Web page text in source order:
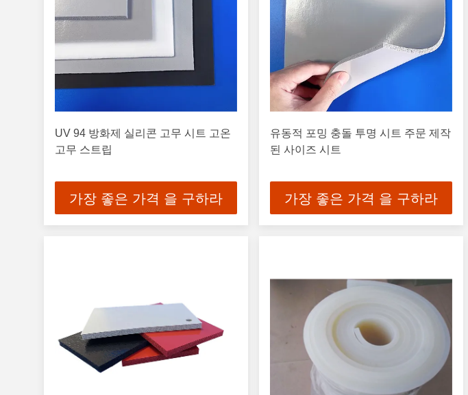
UV 94 방화제 실리콘 고무 시트 고온
고무 스트립
가장 좋은 가격 을 구하라
유동적 포밍 충돌 투명 시트 주문 제작
된 사이즈 시트
가장 좋은 가격 을 구하라